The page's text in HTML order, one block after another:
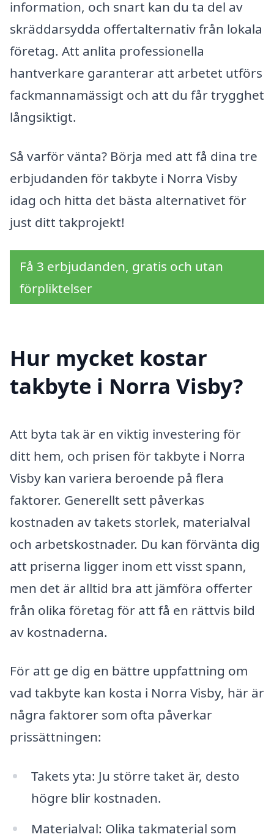
information, och snart kan du ta del av
skräddarsydda offertalternativ från lokala
företag. Att anlita professionella
hantverkare garanterar att arbetet utförs
fackmannamässigt och att du får trygghet
långsiktigt.
Så varför vänta? Börja med att få dina tre
erbjudanden för takbyte i Norra Visby
idag och hitta det bästa alternativet för
just ditt takprojekt!
Få 3 erbjudanden, gratis och utan
förpliktelser
Hur mycket kostar
takbyte i Norra Visby?
Att byta tak är en viktig investering för
ditt hem, och prisen för takbyte i Norra
Visby kan variera beroende på flera
faktorer. Generellt sett påverkas
kostnaden av takets storlek, materialval
och arbetskostnader. Du kan förvänta dig
att priserna ligger inom ett visst spann,
men det är alltid bra att jämföra offerter
från olika företag för att få en rättvis bild
av kostnaderna.
För att ge dig en bättre uppfattning om
vad takbyte kan kosta i Norra Visby, här är
några faktorer som ofta påverkar
prissättningen:
Takets yta: Ju större taket är, desto
högre blir kostnaden.
Materialval: Olika takmaterial som